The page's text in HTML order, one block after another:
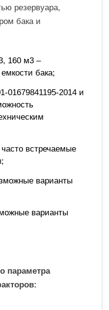
резервуара,
бака и
160 м3 –
бака;
01679841195-2014 и
встречаемые
варианты
варианты
параметра